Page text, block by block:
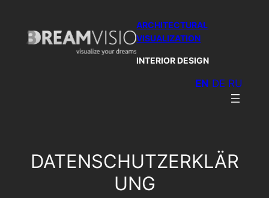
content
ARCHITECTURAL
VISUALIZATION
INTERIOR DESIGN
EN DE RU
DATENSCHUTZERKLÄR
UNG